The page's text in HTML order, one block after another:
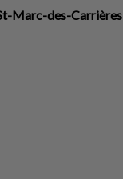
Marc-des-Carrières